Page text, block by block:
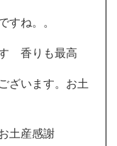
ね。。
香りも最高
ざいます。お土
土産感謝